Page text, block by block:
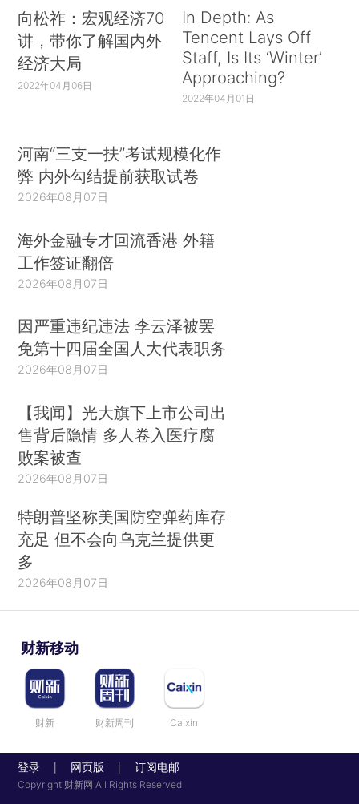
向松祚：宏观经济70
讲，带你了解国内外
经济大局
2022年04月06日
In Depth: As
Tencent Lays Off
Staff, Is Its ‘Winter’
Approaching?
2022年04月01日
河南“三支一扶”考试规模化作
弊 内外勾结提前获取试卷
2026年08月07日
海外金融专才回流香港 外籍
工作签证翻倍
2026年08月07日
因严重违纪违法 李云泽被罢
免第十四届全国人大代表职务
2026年08月07日
【我闻】光大旗下上市公司出
售背后隐情 多人卷入医疗腐
败案被查
2026年08月07日
特朗普坚称美国防空弹药库存
充足 但不会向乌克兰提供更
多
2026年08月07日
财新移动
财新 财新周刊 Caixin
登录 网页版 订阅电邮
Copyright 财新网 All Rights Reserved